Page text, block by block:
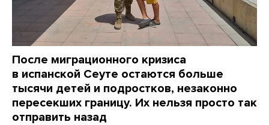
После миграционного кризиса
в испанской Сеуте остаются больше
тысячи детей и подростков, незаконно
пересекших границу. Их нельзя просто так
отправить назад